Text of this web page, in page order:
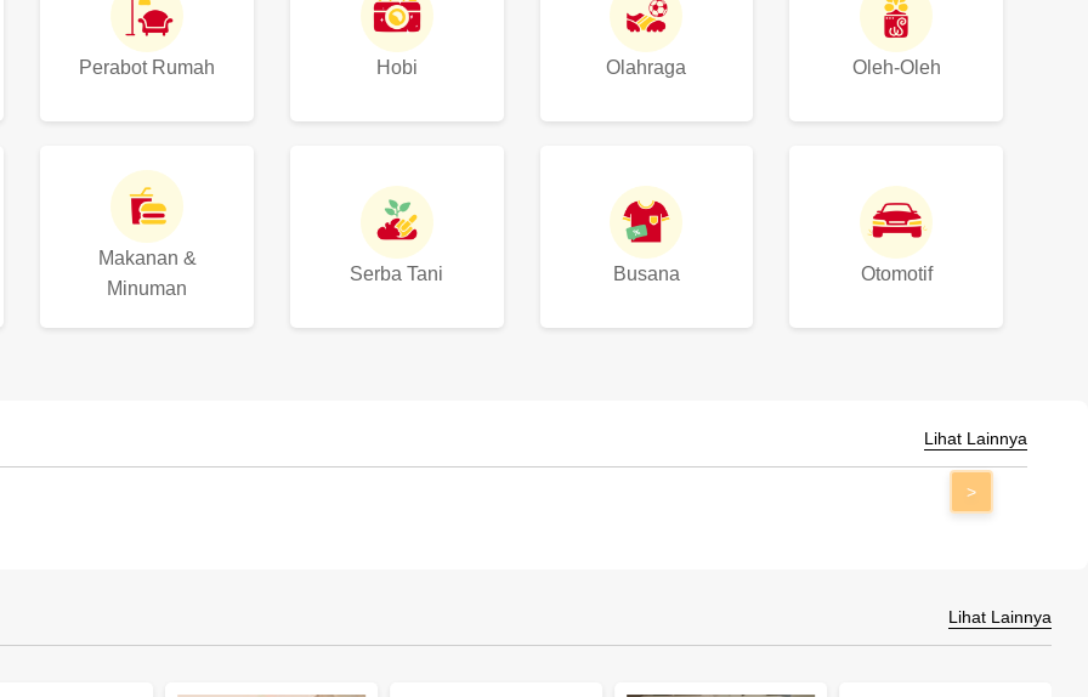
Perabot Rumah Hobi Olahraga Oleh-Oleh
Makanan &
Minuman
Serba Tani Busana Otomotif
Lihat Lainnya
>
Lihat Lainnya